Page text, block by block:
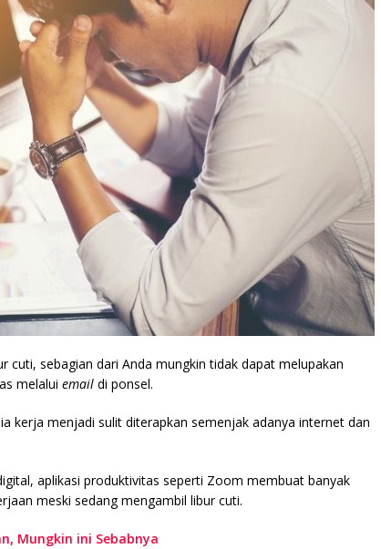
cuti, sebagian dari Anda mungkin tidak dapat melupakan
melalui email di ponsel.
kerja menjadi sulit diterapkan semenjak adanya internet dan
aplikasi produktivitas seperti Zoom membuat banyak
meski sedang mengambil libur cuti.
Mungkin ini Sebabnya